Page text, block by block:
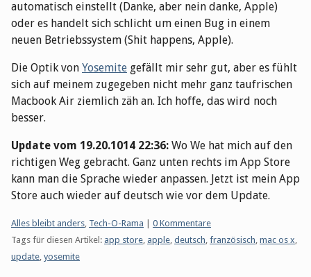
automatisch einstellt (Danke, aber nein danke, Apple)
oder es handelt sich schlicht um einen Bug in einem
neuen Betriebssystem (Shit happens, Apple).
Die Optik von Yosemite gefällt mir sehr gut, aber es fühlt
sich auf meinem zugegeben nicht mehr ganz taufrischen
Macbook Air ziemlich zäh an. Ich hoffe, das wird noch
besser.
Update vom 19.20.1014 22:36: Wo We hat mich auf den
richtigen Weg gebracht. Ganz unten rechts im App Store
kann man die Sprache wieder anpassen. Jetzt ist mein App
Store auch wieder auf deutsch wie vor dem Update.
Kategorien:
Alles bleibt anders, Tech-O-Rama
0 Kommentare
Tags für diesen Artikel: app store, apple, deutsch, französisch, mac os x,
update, yosemite